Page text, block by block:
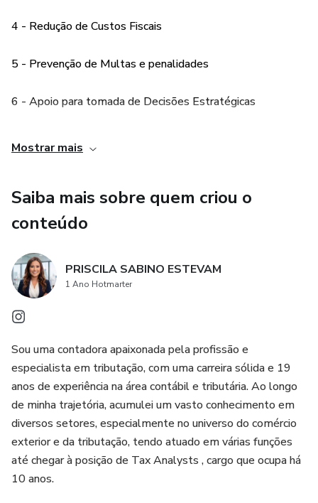
O objetivo é capacitar o leitor a fazer a gestão tributária de
o foco esteja no crescimento das vendas e na expansão do
4 - Redução de Custos Fiscais
5 - Prevenção de Multas e penalidades
6 - Apoio para tomada de Decisões Estratégicas
9 - Aumenta a Credibilidade do Negócio
10- Facilidade de aplicação na prática
Mostrar mais
Saiba mais sobre quem criou o
conteúdo
PRISCILA SABINO ESTEVAM
1 Ano Hotmarter
Sou uma contadora apaixonada pela profissão e
especialista em tributação, com uma carreira sólida e 19
anos de experiência na área contábil e tributária. Ao longo
de minha trajetória, acumulei um vasto conhecimento em
diversos setores, especialmente no universo do comércio
exterior e da tributação, tendo atuado em várias funções
até chegar à posição de Tax Analysts , cargo que ocupa há
10 anos.